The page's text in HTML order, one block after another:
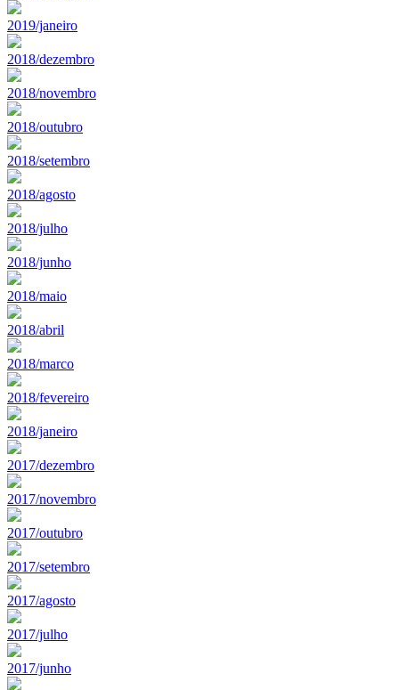
2019/janeiro
2018/dezembro
2018/novembro
2018/outubro
2018/setembro
2018/agosto
2018/julho
2018/junho
2018/maio
2018/abril
2018/marco
2018/fevereiro
2018/janeiro
2017/dezembro
2017/novembro
2017/outubro
2017/setembro
2017/agosto
2017/julho
2017/junho